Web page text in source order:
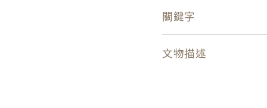
關鍵字
文物描述